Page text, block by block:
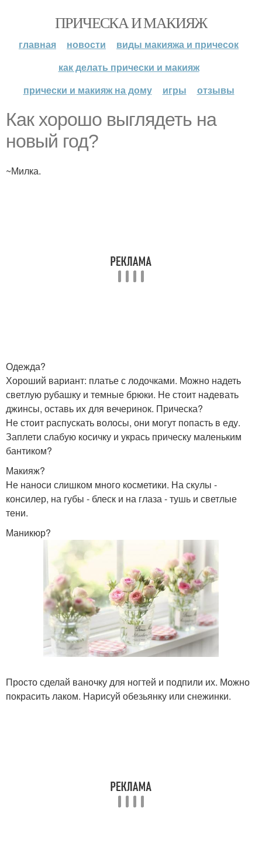
ПРИЧЕСКА И МАКИЯЖ
главная новости
виды макияжа и причесок
как делать прически и макияж
прически и макияж на дому
игры отзывы
Как хорошо выглядеть на
новый год?
~Милка.
Одежда?
Хороший вариант: платье с лодочками. Можно надеть
светлую рубашку и темные брюки. Не стоит надевать
джинсы, оставь их для вечеринок. Прическа?
Не стоит распускать волосы, они могут попасть в еду.
Заплети слабую косичку и укрась прическу маленьким
бантиком?
Макияж?
Не наноси слишком много косметики. На скулы -
консилер, на губы - блеск и на глаза - тушь и светлые
тени.
Маникюр?
Просто сделай ваночку для ногтей и подпили их. Можно
покрасить лаком. Нарисуй обезьянку или снежинки.